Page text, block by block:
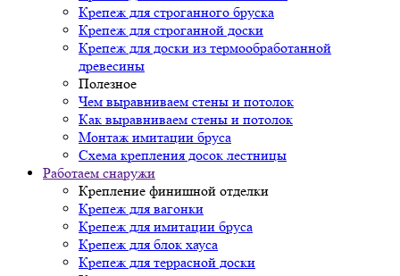
Крепеж для строганного бруска
Крепеж для строганной доски
Крепеж для доски из термообработанной
древесины
Полезное
Чем выравниваем стены и потолок
Как выравниваем стены и потолок
Монтаж имитации бруса
Схема крепления досок лестницы
Работаем снаружи
Крепление финишной отделки
Крепеж для вагонки
Крепеж для имитации бруса
Крепеж для блок хауса
Крепеж для террасной доски